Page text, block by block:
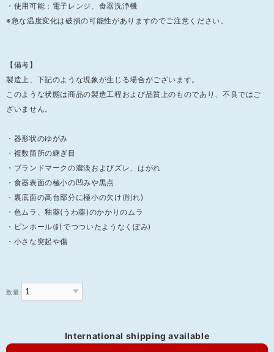
・使用可能：電子レンジ、食器洗浄機
※急な温度変化は破損の可能性がありますのでご注意ください。
【備考】
製造上、下記のような現象が生じる場合がございます。
このような状態は商品の製造工程および品質上のものであり、不良ではご
ざいません。
・器形状のゆがみ
・複数箇所の継ぎ目
・ブランドマークの濃淡およびズレ、はがれ
・食器表面の極小の凹みや黒点
・裏底面の高台部分に極小の欠け(削れ)
・色ムラ、釉薬(うわ薬)のかかりのムラ
・ピンホール(針でつついたようなくぼみ)
・小さな突起や傷
数量
International shipping available